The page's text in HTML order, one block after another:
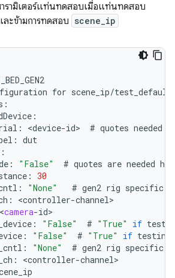
รามิเตอร์แท่นทดสอบเมื่อแท่นทดสอบ
ะข้ามการทดสอบ scene_ip
for scene_ip/
:
:
: <device-id> # quotes needed
: dut
:
: "False" # quotes are needed
: 30
: "None" # gen2 rig specific
: <controller-channel
<camera-id
: "False" # "True" if
: "False" # "True" if testing
: "None" # gen2 rig specific
: <controller-channel